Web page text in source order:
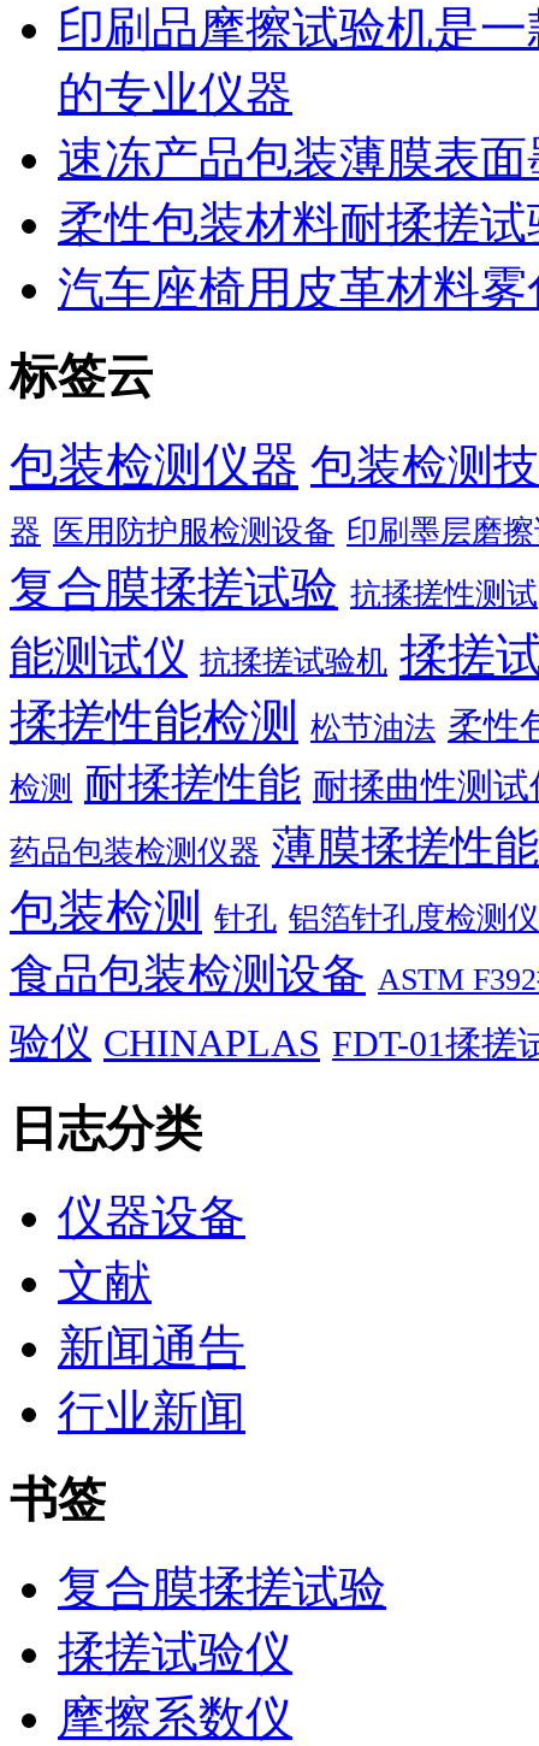
印刷品摩擦试验机是
的专业仪器
速冻产品包装薄膜表
柔性包装材料耐揉搓
汽车座椅用皮革材料
标签云
包装检测仪器 包装检测
器 医用防护服检测设备 印刷墨层磨
复合膜揉搓试验 抗揉搓性测试
能测试仪 抗揉搓试验机 揉搓
揉搓性能检测
松节油法 柔性
检测 耐揉搓性能 耐揉曲性测试
药品包装检测仪器 薄膜揉搓性
包装检测 针孔 铝箔针孔度检测
食品包装检测设备 ASTM
验仪 CHINAPLAS FDT-01揉搓
日志分类
仪器设备
文献
新闻通告
行业新闻
书签
复合膜揉搓试验
揉搓试验仪
摩擦系数仪